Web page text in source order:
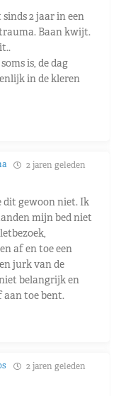
2 jaar in een
Baan kwijt.
is, de dag
in de kleren
2 jaren geleden
dit gewoon niet. Ik
mijn bed niet
af en toe een
jurk van de
belangrijk en
aan toe bent.
2 jaren geleden